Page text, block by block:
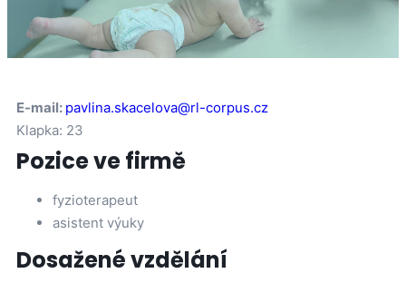
E-mail: pavlina.skacelova@rl-corpus.cz
Klapka: 23
Pozice ve firmě
fyzioterapeut
asistent výuky
Dosažené vzdělání